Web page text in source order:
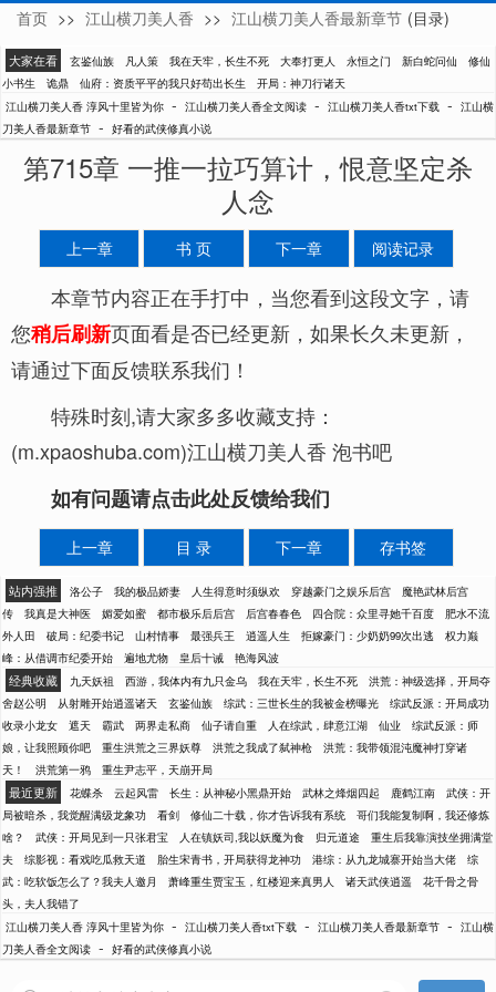
淳风十里皆为你
首页 >> 江山横刀美人香 >> 江山横刀美人香最新章节 (目录)
大家在看 玄鉴仙族 凡人策 我在天牢，长生不死 大奉打更人 永恒之门 新白蛇问仙
修仙
小书生
诡鼎 仙府：资质平平的我只好苟出长生
开局：神刀行诸天
江山横刀美人香 淳风十里皆为你 - 江山横刀美人香全文阅读 - 江山横刀美人香txt下载 - 江山横
刀美人香最新章节 - 好看的武侠修真小说
第715章 一推一拉巧算计，恨意坚定杀
人念
上一章 书 页 下一章 阅读记录
本章节内容正在手打中，当您看到这段文字，请
您稍后刷新页面看是否已经更新，如果长久未更新，
请通过下面反馈联系我们！
特殊时刻,请大家多多收藏支持：
(m.xpaoshuba.com)江山横刀美人香 泡书吧
如有问题请点击此处反馈给我们
上一章 目 录 下一章 存书签
站内强推 洛公子 我的极品娇妻 人生得意时须纵欢 穿越豪门之娱乐后宫
魔艳武林后宫
传
我真是大神医 媚爱如蜜 都市极乐后后宫 后宫春春色 四合院：众里寻她千百度
肥水不流
外人田
破局：纪委书记 山村情事 最强兵王 逍遥人生 拒嫁豪门：少奶奶99次出逃
权力巅
峰：从借调市纪委开始
遍地尤物 皇后十诫 艳海风波
经典收藏 九天妖祖 西游，我体内有九只金乌 我在天牢，长生不死
洪荒：神级选择，开局夺
舍赵公明
从射雕开始逍遥诸天 玄鉴仙族 综武：三世长生的我被金榜曝光
综武反派：开局成功
收录小龙女
遮天 霸武 两界走私商 仙子请自重 人在综武，肆意江湖 仙业
综武反派：师
娘，让我照顾你吧
重生洪荒之三界妖尊 洪荒之我成了弑神枪
洪荒：我带领混沌魔神打穿诸
天！
洪荒第一鸦 重生尹志平，天崩开局
最近更新 花蝶杀 云起风雷 长生：从神秘小黑鼎开始 武林之烽烟四起 鹿鹤江南
武侠：开
局被暗杀，我觉醒满级龙象功
看剑 修仙二十载，你才告诉我有系统
哥们我能复制啊，我还修炼
啥？
武侠：开局见到一只张君宝 人在镇妖司,我以妖魔为食 归元道途
重生后我靠演技坐拥满堂
夫
综影视：看戏吃瓜救天道 胎生宋青书，开局获得龙神功 港综：从九龙城寨开始当大佬
综
武：吃软饭怎么了？我夫人邀月
萧峰重生贾宝玉，红楼迎来真男人 诸天武侠逍遥
花千骨之骨
头，夫人我错了
江山横刀美人香 淳风十里皆为你 - 江山横刀美人香txt下载 - 江山横刀美人香最新章节 - 江山横
刀美人香全文阅读 - 好看的武侠修真小说